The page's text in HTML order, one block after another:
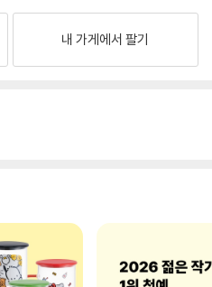
내 가게에서 팔기